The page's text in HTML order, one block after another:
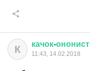
К качок-ононист
11:43, 14.02.2018